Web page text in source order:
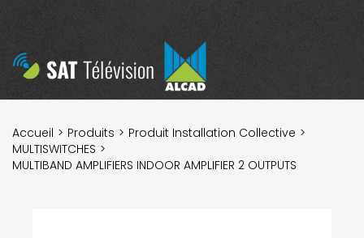
Accueil Produits
Produit Installation Collective
MULTISWITCHES
MULTIBAND AMPLIFIERS INDOOR AMPLIFIER 2 OUTPUTS